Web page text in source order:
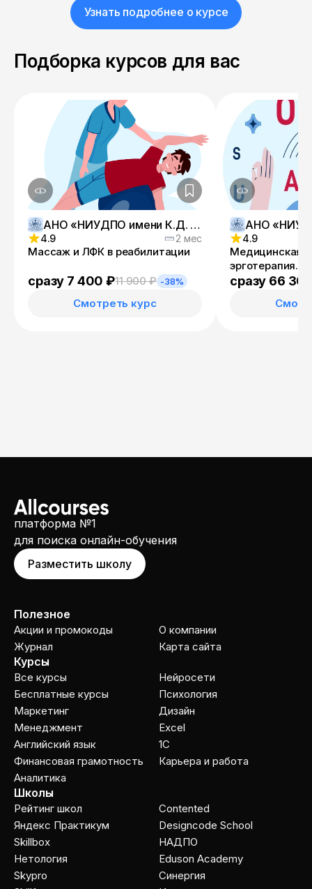
Узнать подробнее о курсе
Подборка курсов для вас
АНО «НИУДПО имени К.Д. Ушинского»
4.9 2 мес
Массаж и ЛФК в реабилитации
сразу 7 400 ₽11 900 ₽ -38%
Смотреть курс
4.9
Медицинская
эрготерапия.
помощь
психических
сразу 66
платформа №1
для поиска онлайн-обучения
Разместить школу
Полезное
Акции и промокоды
Журнал
О компании
Карта сайта
Курсы
Все курсы
Бесплатные курсы
Маркетинг
Менеджмент
Английский язык
Финансовая грамотность
Аналитика
Нейросети
Психология
Дизайн
Excel
1C
Карьера и работа
Школы
Рейтинг школ
Яндекс Практикум
Skillbox
Нетология
Skypro
Contented
Designcode School
НАДПО
Eduson Academy
Cинергия